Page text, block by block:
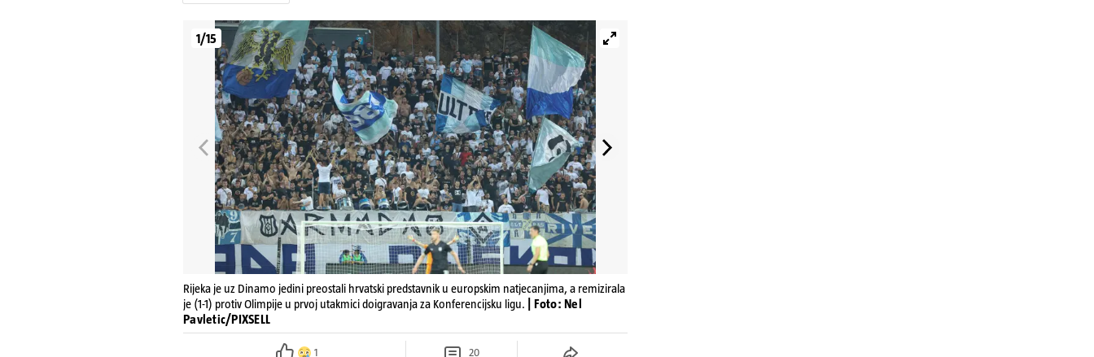
1/15
Rijeka je uz Dinamo jedini preostali hrvatski predstavnik u europskim natjecanjima, a remizirala
je (1-1) protiv Olimpije u prvoj utakmici doigravanja za Konferencijsku ligu.
| Foto: Nel
Pavletic/PIXSELL
1 20